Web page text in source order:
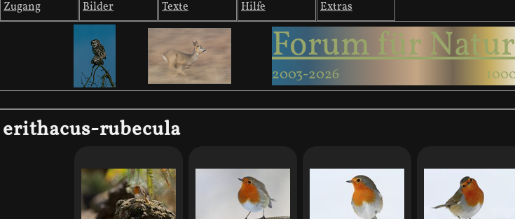
Zugang Bilder Texte Hilfe Extras
Forum für
2003-2026
erithacus-rubecula